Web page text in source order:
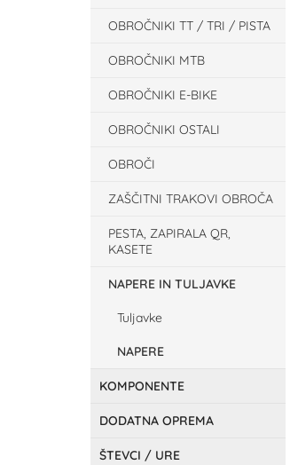
OBROČNIKI TT / TRI / PISTA
OBROČNIKI MTB
OBROČNIKI E-BIKE
OBROČNIKI OSTALI
OBROČI
ZAŠČITNI TRAKOVI OBROČA
PESTA, ZAPIRALA QR,
KASETE
NAPERE IN TULJAVKE
Tuljavke
NAPERE
KOMPONENTE
DODATNA OPREMA
ŠTEVCI / URE